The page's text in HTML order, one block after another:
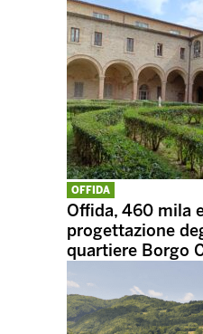
OFFIDA
Offida, 460 mila
progettazione
quartiere Borgo